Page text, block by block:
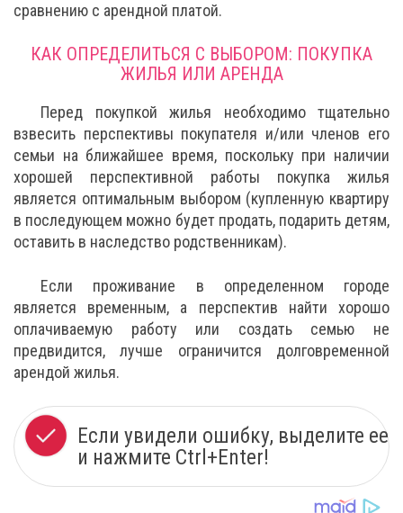
сравнению с арендной платой.
КАК ОПРЕДЕЛИТЬСЯ С ВЫБОРОМ: ПОКУПКА
ЖИЛЬЯ ИЛИ АРЕНДА
Перед покупкой жилья необходимо тщательно
взвесить перспективы покупателя и/или членов его
семьи на ближайшее время, поскольку при наличии
хорошей перспективной работы покупка жилья
является оптимальным выбором (купленную квартиру
в последующем можно будет продать, подарить детям,
оставить в наследство родственникам).
Если проживание в определенном городе
является временным, а перспектив найти хорошо
оплачиваемую работу или создать семью не
предвидится, лучше ограничится долговременной
арендой жилья.
Если увидели ошибку, выделите ее
и нажмите Ctrl+Enter!